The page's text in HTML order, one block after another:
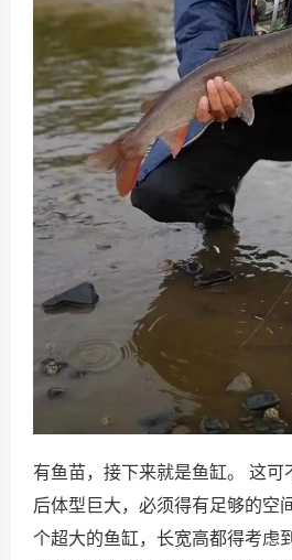
有鱼苗，接下来就是鱼缸。 这可
后体型巨大，必须得有足够的空
个超大的鱼缸，长宽高都得考虑